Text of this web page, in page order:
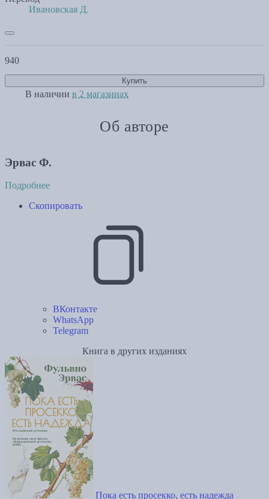
Ивановская Д.
940
Купить
В наличии в 2 магазинах
Об авторе
Эрвас Ф.
Подробнее
Скопировать
ВКонтакте
WhatsApp
Telegram
Книга в других изданиях
Пока есть просекко, есть надежда